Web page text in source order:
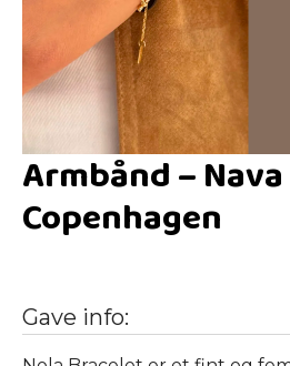
Armbånd – Nava
Copenhagen
Gave info: